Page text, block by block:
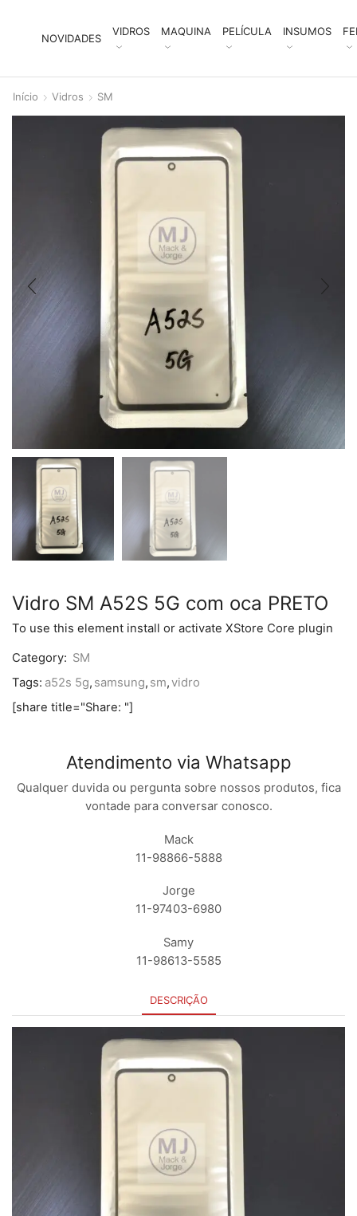
NOVIDADES
VIDROS MAQUINA PELÍCULA INSUMOS
Início Vidros SM
Vidro SM A52S 5G com oca PRETO
To use this element install or activate XStore Core plugin
Category: SM
Tags: a52s 5g, samsung, sm,vidro
[share title="Share: "]
Atendimento via Whatsapp
Qualquer duvida ou pergunta sobre nossos produtos, fica
vontade para conversar conosco.
Mack
11-98866-5888
Jorge
11-97403-6980
Samy
11-98613-5585
DESCRIÇÃO